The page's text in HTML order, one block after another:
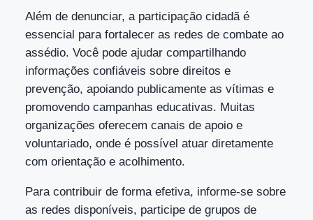
Além de denunciar, a participação cidadã é
essencial para fortalecer as redes de combate ao
assédio. Você pode ajudar compartilhando
informações confiáveis sobre direitos e
prevenção, apoiando publicamente as vítimas e
promovendo campanhas educativas. Muitas
organizações oferecem canais de apoio e
voluntariado, onde é possível atuar diretamente
com orientação e acolhimento.
Para contribuir de forma efetiva, informe-se sobre
as redes disponíveis, participe de grupos de